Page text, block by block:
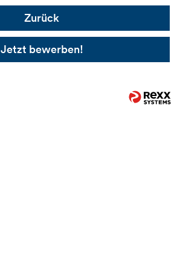
Zurück
Jetzt bewerben!